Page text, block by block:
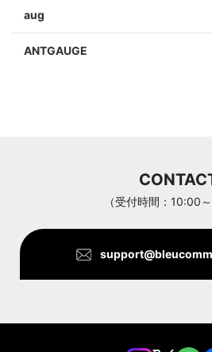
aug
ANTGAUGE
（受付時間：10:00～